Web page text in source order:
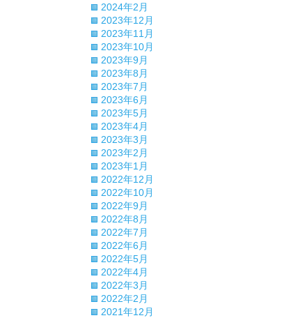
2024年2月
2023年12月
2023年11月
2023年10月
2023年9月
2023年8月
2023年7月
2023年6月
2023年5月
2023年4月
2023年3月
2023年2月
2023年1月
2022年12月
2022年10月
2022年9月
2022年8月
2022年7月
2022年6月
2022年5月
2022年4月
2022年3月
2022年2月
2021年12月